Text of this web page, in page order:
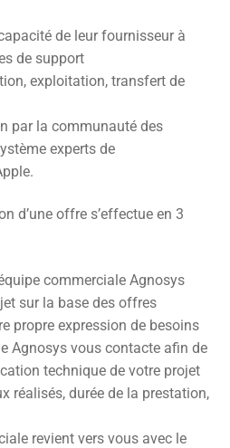
de leur fournisseur à
de support
exploitation, transfert de
par la communauté des
experts de
d’une offre s’effectue en 3
commerciale Agnosys
sur la base des offres
propre expression de besoins
Agnosys vous contacte afin de
technique de votre projet
réalisés, durée de la prestation,
revient vers vous avec le